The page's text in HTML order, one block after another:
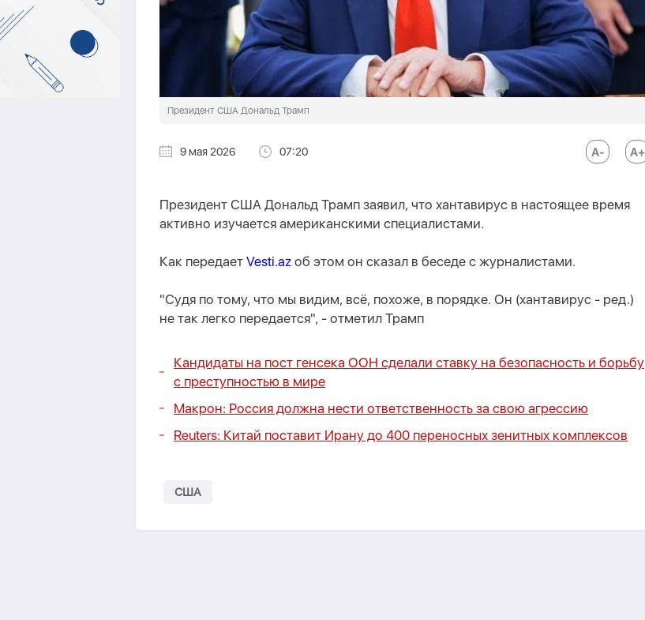
Президент США Дональд Трамп
9 мая 2026 07:20
Президент США Дональд Трамп заявил, что хантавирус в настоящее время
активно изучается американскими специалистами.
Как передает Vesti.az об этом он сказал в беседе с журналистами.
"Судя по тому, что мы видим, всё, похоже, в порядке. Он (хантавирус - ред.)
не так легко передается", - отметил Трамп
Кандидаты на пост генсека ООН сделали ставку на безопасность и борьбу
с преступностью в мире
Макрон: Россия должна нести ответственность за свою агрессию
Reuters: Китай поставит Ирану до 400 переносных зенитных комплексов
США